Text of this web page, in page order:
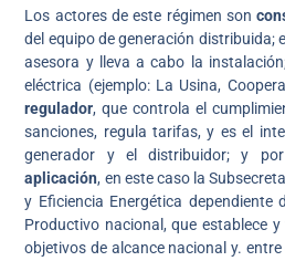
Los actores de este régimen son
del equipo de generación distribuida;
asesora y lleva a cabo la
eléctrica (ejemplo: La Usina,
regulador, que controla el
sanciones, regula tarifas, y es el
generador y el distribuidor; y
aplicación, en este caso la
y Eficiencia Energética dependiente
Productivo nacional, que establece
objetivos de alcance nacional y.